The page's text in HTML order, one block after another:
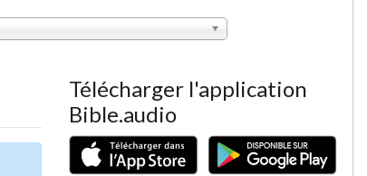
Télécharger l'application
Bible.audio